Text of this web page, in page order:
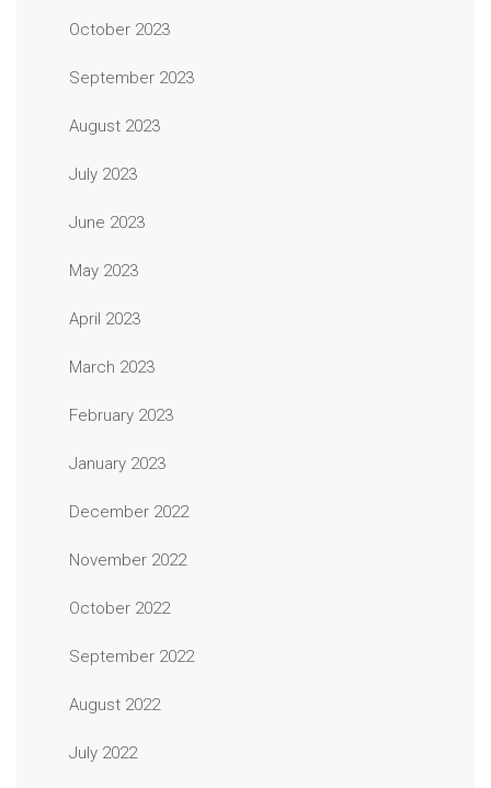
October 2023
September 2023
August 2023
July 2023
June 2023
May 2023
April 2023
March 2023
February 2023
January 2023
December 2022
November 2022
October 2022
September 2022
August 2022
July 2022